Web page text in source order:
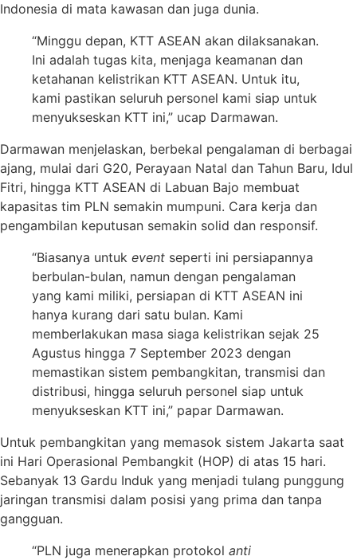
Indonesia di mata kawasan dan juga dunia.
“Minggu depan, KTT ASEAN akan dilaksanakan.
Ini adalah tugas kita, menjaga keamanan dan
ketahanan kelistrikan KTT ASEAN. Untuk itu,
kami pastikan seluruh personel kami siap untuk
menyukseskan KTT ini,” ucap Darmawan.
Darmawan menjelaskan, berbekal pengalaman di berbagai
ajang, mulai dari G20, Perayaan Natal dan Tahun Baru, Idul
Fitri, hingga KTT ASEAN di Labuan Bajo membuat
kapasitas tim PLN semakin mumpuni. Cara kerja dan
pengambilan keputusan semakin solid dan responsif.
“Biasanya untuk event seperti ini persiapannya
berbulan-bulan, namun dengan pengalaman
yang kami miliki, persiapan di KTT ASEAN ini
hanya kurang dari satu bulan. Kami
memberlakukan masa siaga kelistrikan sejak 25
Agustus hingga 7 September 2023 dengan
memastikan sistem pembangkitan, transmisi dan
distribusi, hingga seluruh personel siap untuk
menyukseskan KTT ini,” papar Darmawan.
Untuk pembangkitan yang memasok sistem Jakarta saat
ini Hari Operasional Pembangkit (HOP) di atas 15 hari.
Sebanyak 13 Gardu Induk yang menjadi tulang punggung
jaringan transmisi dalam posisi yang prima dan tanpa
gangguan.
“PLN juga menerapkan protokol anti